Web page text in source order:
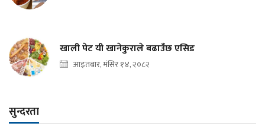
खाली पेट यी खानेकुराले बढाउँछ एसिड
आइतबार, मंसिर १४, २०८२
सुन्दरता